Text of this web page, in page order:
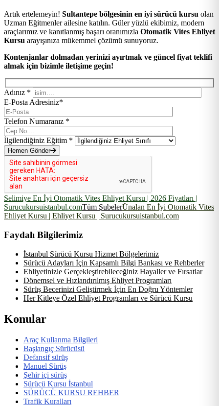
Artık ertelemeyin! Sultantepe bölgesinin en iyi sürücü kursu olan
Uzman Eğitmenler ailesine katılın. Güler yüzlü ekibimiz, modern
araçlarımız ve kanıtlanmış başarı oranımızla Otomatik Vites Ehliyet
Kursu arayışınıza mükemmel çözümü sunuyoruz.
Kontenjanlar dolmadan yerinizi ayırtmak ve güncel fiyat teklifi
almak için bizimle iletişime geçin!
Adınız *
E-Posta Adresiniz*
Telefon Numaranız *
İlgilendiğiniz Eğitim *
Hemen Gönder
Selimiye En İyi Otomatik Vites Ehliyet Kursu | 2026 Fiyatları |
Surucukursuistanbul.comTüm ŞubelerÜnalan En İyi Otomatik Vites
Ehliyet Kursu | Ehliyet Kursu | Surucukursuistanbul.com
Faydalı Bilgilerimiz
İstanbul Sürücü Kursu Hizmet Bölgelerimiz
Sürücü Adayları İçin Kapsamlı Bilgi Bankası ve Rehberler
Ehliyetinizle Gerçekleştirebileceğiniz Hayaller ve Fırsatlar
Dönemsel ve Hızlandırılmış Ehliyet Programları
Sürüş Becerinizi Geliştirmek İçin En Doğru Yöntemler
Her Kitleye Özel Ehliyet Programları ve Sürücü Kursu
Konular
Araç Kullanma Bilgileri
Başlangıç Sürücüsü
Defansif sürüş
Manuel Sürüş
Şehir içi sürüş
Sürücü Kursu İstanbul
SÜRÜCÜ KURSU REHBER
Trafik Kuralları